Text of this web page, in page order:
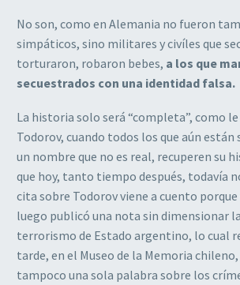
No son, como en Alemania no fueron
simpáticos, sino militares y civíles que
torturaron, robaron bebes, a los que
secuestrados con una identidad falsa.
La historia solo será “completa”, como
Todorov, cuando todos los que aún están
un nombre que no es real, recuperen su
que hoy, tanto tiempo después, todavía
cita sobre Todorov viene a cuento porque
luego publicó una nota sin dimensionar
terrorismo de Estado argentino, lo cual
tarde, en el Museo de la Memoria
tampoco una sola palabra sobre los